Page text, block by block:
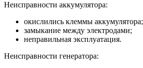
Неисправности аккумулятора:
окислились клеммы аккумулятора;
замыкание между электродами;
неправильная эксплуатация.
Неисправности генератора: